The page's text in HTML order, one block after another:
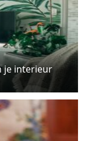
je interieur